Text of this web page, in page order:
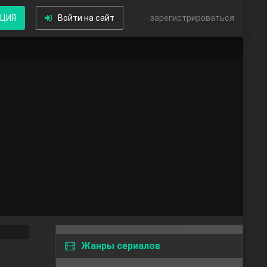
Войти на сайт зарегистрироваться
Жанры сериалов